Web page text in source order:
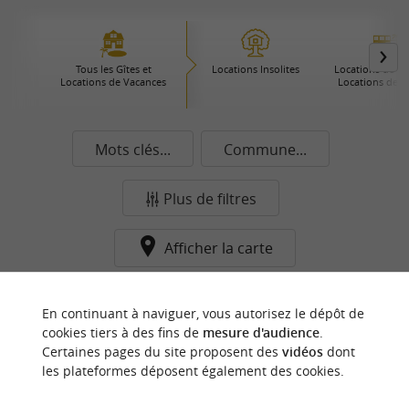
Tous les Gîtes et
Locations de Vacances
Locations Insolites
Locations de
Locations de
Mots clés... Commune...
Plus de filtres
Afficher la carte
commune pour le moment...
En continuant à naviguer, vous autorisez le dépôt de
cookies tiers à des fins de mesure d'audience.
Certaines pages du site proposent des vidéosdont
les plateformes déposent également des cookies.